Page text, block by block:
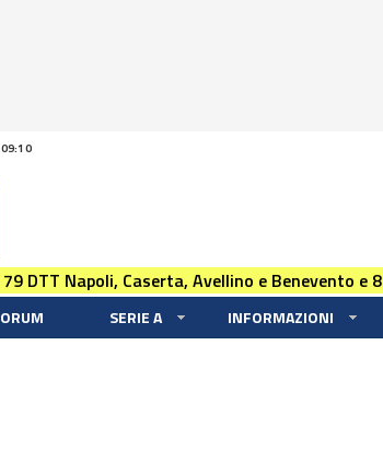
DTT Napoli, Caserta, Avellino e Benevento e
SERIE A INFORMAZIONI